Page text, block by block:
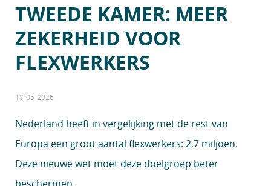
TWEEDE KAMER: MEER
ZEKERHEID VOOR
FLEXWERKERS
18-05-2026
Nederland heeft in vergelijking met de rest van
Europa een groot aantal flexwerkers: 2,7 miljoen.
Deze nieuwe wet moet deze doelgroep beter